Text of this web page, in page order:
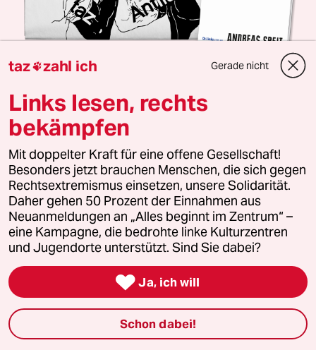
Gegen Rechtsruck hilft Linksblick
Zeiten wie diese brauchen Seiten wie diese:
unabhängig, konzernfrei und mit klarer Kante gegen
Faschismus, Rassismus und Rechtsruck. Teste jetzt
die taz und erhalte das neue Buch „Autoritäre
Rebellion“ von Rechtsextremismus-Experten
Andreas Speit als Prämie.
Das neue Buch „Autoritäre Rebellion“ von Andreas
Speit als Prämie
Die wochentaz jeden Samstag frei Haus + digital in
Zusammen für nur 28 Euro
taz zahl ich Gerade nicht
Links lesen, rechts
bekämpfen
Mit doppelter Kraft für eine offene Gesellschaft!
Besonders jetzt brauchen Menschen, die sich gegen
Rechtsextremismus einsetzen, unsere Solidarität.
Daher gehen 50 Prozent der Einnahmen aus
Neuanmeldungen an „Alles beginnt im Zentrum“ –
eine Kampagne, die bedrohte linke Kulturzentren
und Jugendorte unterstützt. Sind Sie dabei?
 Ja, ich will
Schon dabei!